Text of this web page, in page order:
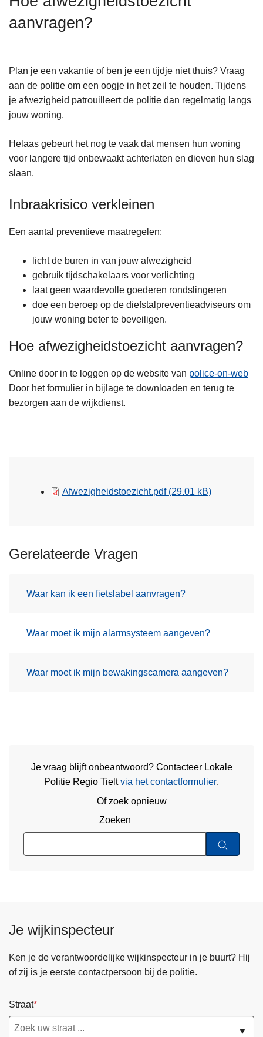
aanvragen?
Plan je een vakantie of ben je een tijdje niet thuis? Vraag
aan de politie om een oogje in het zeil te houden. Tijdens
je afwezigheid patrouilleert de politie dan regelmatig langs
jouw woning.
Helaas gebeurt het nog te vaak dat mensen hun woning
voor langere tijd onbewaakt achterlaten en dieven hun slag
slaan.
Inbraakrisico verkleinen
Een aantal preventieve maatregelen:
licht de buren in van jouw afwezigheid
gebruik tijdschakelaars voor verlichting
laat geen waardevolle goederen rondslingeren
doe een beroep op de diefstalpreventieadviseurs om
jouw woning beter te beveiligen.
Hoe afwezigheidstoezicht aanvragen?
Online door in te loggen op de website van police-on-web
Door het formulier in bijlage te downloaden en terug te
bezorgen aan de wijkdienst.
Afwezigheidstoezicht.pdf (29.01 kB)
Gerelateerde Vragen
Waar kan ik een fietslabel aanvragen?
Waar moet ik mijn alarmsysteem aangeven?
Waar moet ik mijn bewakingscamera aangeven?
Je vraag blijft onbeantwoord? Contacteer Lokale
Politie Regio Tieltvia het contactformulier.
Of zoek opnieuw
Zoeken
Je wijkinspecteur
Ken je de verantwoordelijke wijkinspecteur in je buurt? Hij
of zij is je eerste contactpersoon bij de politie.
Straat
▼